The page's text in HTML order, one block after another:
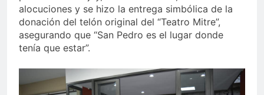
alocuciones y se hizo la entrega simbólica de la
donación del telón original del “Teatro Mitre”,
asegurando que “San Pedro es el lugar donde
tenía que estar”.